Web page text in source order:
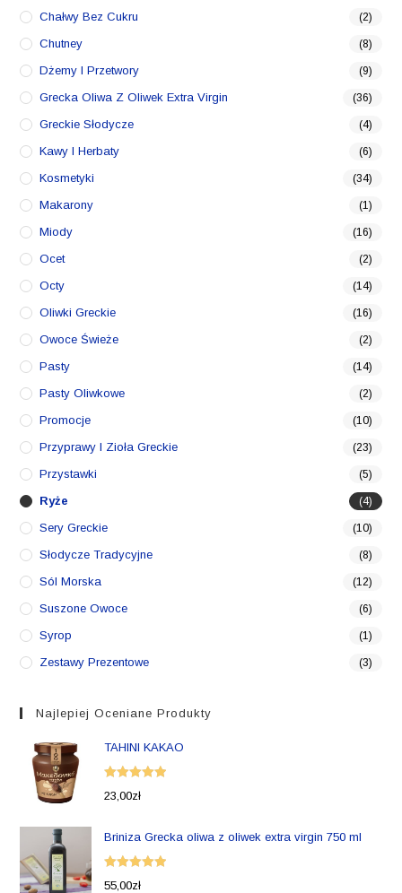
Chałwy Bez Cukru (2)
Chutney (8)
Dżemy I Przetwory (9)
Grecka Oliwa Z Oliwek Extra Virgin (36)
Greckie Słodycze (4)
Kawy I Herbaty (6)
Kosmetyki (34)
Makarony (1)
Miody (16)
Ocet (2)
Octy (14)
Oliwki Greckie (16)
Owoce Świeże (2)
Pasty (14)
Pasty Oliwkowe (2)
Promocje (10)
Przyprawy I Zioła Greckie (23)
Przystawki (5)
Ryże (4)
Sery Greckie (10)
Słodycze Tradycyjne (8)
Sól Morska (12)
Suszone Owoce (6)
Syrop (1)
Zestawy Prezentowe (3)
Najlepiej Oceniane Produkty
TAHINI KAKAO
Oceniono
23,00zł
Briniza Grecka oliwa z oliwek extra virgin 750 ml
Oceniono
55,00zł